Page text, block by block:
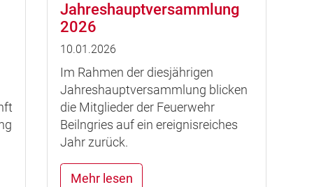
Jahreshauptversammlung
2026
10.01.2026
Im Rahmen der diesjährigen
Jahreshauptversammlung blicken
die Mitglieder der Feuerwehr
Beilngries auf ein ereignisreiches
Jahr zurück.
Mehr lesen